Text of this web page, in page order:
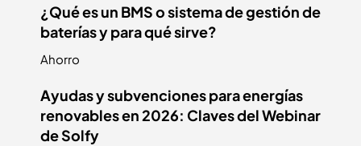
¿Qué es un BMS o sistema de gestión de
baterías y para qué sirve?
Ahorro
Ayudas y subvenciones para energías
renovables en 2026: Claves del Webinar
de Solfy